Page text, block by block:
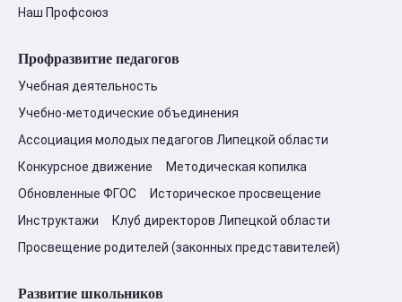
Наш Профсоюз
Профразвитие педагогов
Учебная деятельность
Учебно-методические объединения
Ассоциация молодых педагогов Липецкой области
Конкурсное движение
Методическая копилка
Обновленные ФГОС
Историческое просвещение
Инструктажи
Клуб директоров Липецкой области
Просвещение родителей (законных представителей)
Развитие школьников